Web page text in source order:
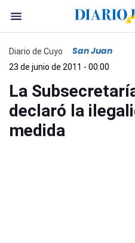
Diario de Cuyo San Juan
23 de junio de 2011 - 00:00
La
declaró la
medida